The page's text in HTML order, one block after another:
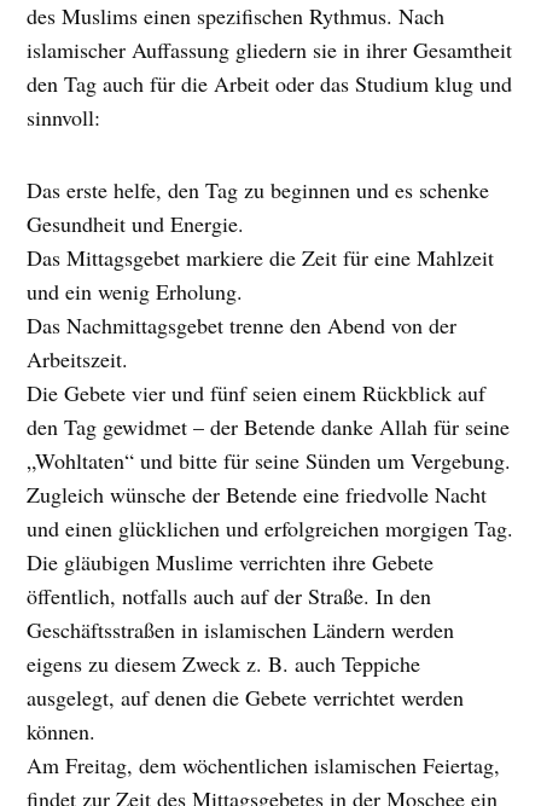
des Muslims einen spezifischen Rythmus. Nach
islamischer Auffassung gliedern sie in ihrer Gesamtheit
den Tag auch für die Arbeit oder das Studium klug und
sinnvoll:
Das erste helfe, den Tag zu beginnen und es schenke
Gesundheit und Energie.
Das Mittagsgebet markiere die Zeit für eine Mahlzeit
und ein wenig Erholung.
Das Nachmittagsgebet trenne den Abend von der
Arbeitszeit.
Die Gebete vier und fünf seien einem Rückblick auf
den Tag gewidmet – der Betende danke Allah für seine
„Wohltaten“ und bitte für seine Sünden um Vergebung.
Zugleich wünsche der Betende eine friedvolle Nacht
und einen glücklichen und erfolgreichen morgigen Tag.
Die gläubigen Muslime verrichten ihre Gebete
öffentlich, notfalls auch auf der Straße. In den
Geschäftsstraßen in islamischen Ländern werden
eigens zu diesem Zweck z. B. auch Teppiche
ausgelegt, auf denen die Gebete verrichtet werden
können.
Am Freitag, dem wöchentlichen islamischen Feiertag,
findet zur Zeit des Mittagsgebetes in der Moschee ein